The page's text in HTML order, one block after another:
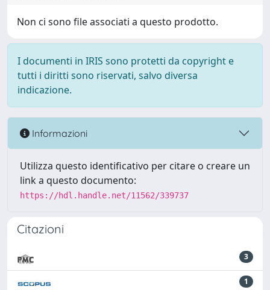
Non ci sono file associati a questo prodotto.
I documenti in IRIS sono protetti da copyright e
tutti i diritti sono riservati, salvo diversa
indicazione.
Informazioni
Utilizza questo identificativo per citare o creare un
link a questo documento:
https://hdl.handle.net/11562/339737
Citazioni
3
1